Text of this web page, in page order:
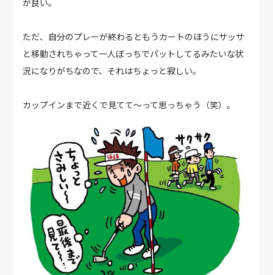
が良い。
ただ、自分のプレーが終わるともうカートのほうにサッサ
と移動されちゃって一人ぼっちでパットしてるみたいな状
況になりがちなので、それはちょっと寂しい。
カップインまで近くで見てて〜って思っちゃう（笑）。